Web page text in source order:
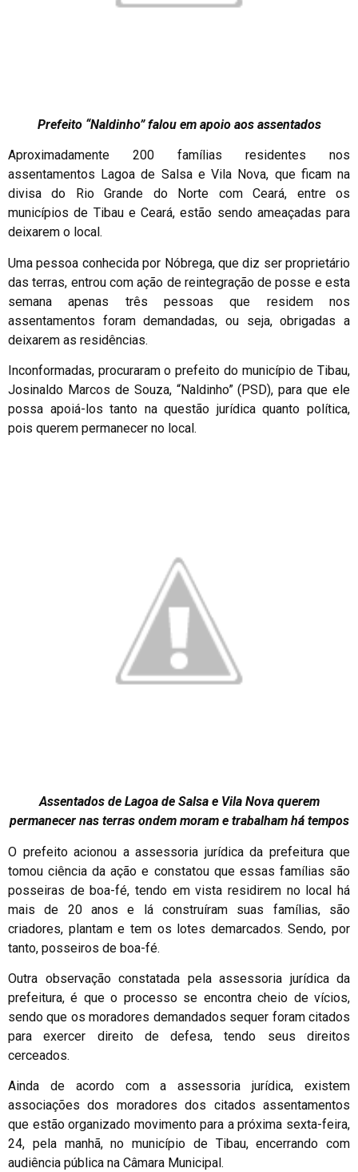
Prefeito “Naldinho” falou em apoio aos assentados
Aproximadamente 200 famílias residentes nos
assentamentos Lagoa de Salsa e Vila Nova, que ficam na
divisa do Rio Grande do Norte com Ceará, entre os
municípios de Tibau e Ceará, estão sendo ameaçadas para
deixarem o local.
Uma pessoa conhecida por Nóbrega, que diz ser proprietário
das terras, entrou com ação de reintegração de posse e esta
semana apenas três pessoas que residem nos
assentamentos foram demandadas, ou seja, obrigadas a
deixarem as residências.
Inconformadas, procuraram o prefeito do município de Tibau,
Josinaldo Marcos de Souza, “Naldinho” (PSD), para que ele
possa apoiá-los tanto na questão jurídica quanto política,
pois querem permanecer no local.
Assentados de Lagoa de Salsa e Vila Nova querem
permanecer nas terras ondem moram e trabalham há tempos
O prefeito acionou a assessoria jurídica da prefeitura que
tomou ciência da ação e constatou que essas famílias são
posseiras de boa-fé, tendo em vista residirem no local há
mais de 20 anos e lá construíram suas famílias, são
criadores, plantam e tem os lotes demarcados. Sendo, por
tanto, posseiros de boa-fé.
Outra observação constatada pela assessoria jurídica da
prefeitura, é que o processo se encontra cheio de vícios,
sendo que os moradores demandados sequer foram citados
para exercer direito de defesa, tendo seus direitos
cerceados.
Ainda de acordo com a assessoria jurídica, existem
associações dos moradores dos citados assentamentos
que estão organizado movimento para a próxima sexta-feira,
24, pela manhã, no município de Tibau, encerrando com
audiência pública na Câmara Municipal.